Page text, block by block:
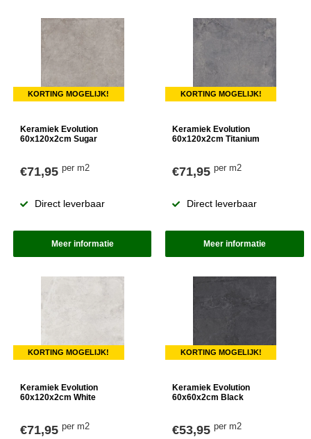
KORTING MOGELIJK!
Keramiek Evolution
60x120x2cm Sugar
€71,95 per m2
Direct leverbaar
Meer informatie
KORTING MOGELIJK!
Keramiek Evolution
60x120x2cm Titanium
€71,95per m2
Direct leverbaar
Meer informatie
KORTING MOGELIJK!
Keramiek Evolution
60x120x2cm White
€71,95 per m2
KORTING MOGELIJK!
Keramiek Evolution
60x60x2cm Black
€53,95per m2